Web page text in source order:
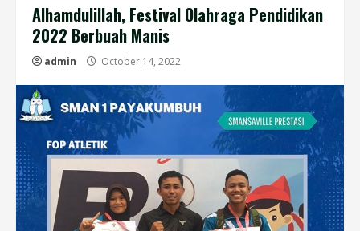
Alhamdulillah, Festival Olahraga Pendidikan
2022 Berbuah Manis
admin October 14, 2022